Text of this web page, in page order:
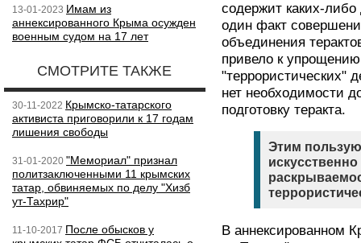
13-01-2023 Имам из
аннексированного Крыма осужден
военным судом на 17 лет
СМОТРИТЕ ТАКЖЕ
30-11-2022 Крымско-татарского
активиста приговорили к 17 годам
лишения свободы
31-01-2020 "Мемориал" признал
политзаключенными 11 крымских
татар, обвиняемых по делу "Хизб
ут-Тахрир"
11-10-2017 После обысков у
содержит каких-либо
один факт
объединения
привело к
"террористических"
нет необходимости
подготовку теракта.
Этим
В аннексированном